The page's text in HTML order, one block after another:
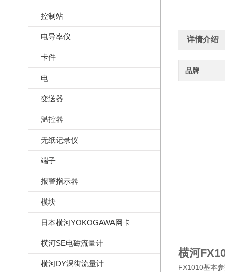
控制站
电导率仪
卡件
电
变送器
温控器
无纸记录仪
端子
报警指示器
模块
日本横河YOKOGAWA网卡
横河SE电磁流量计
横河DY涡街流量计
详情介绍
品牌
横河
FX1010基本